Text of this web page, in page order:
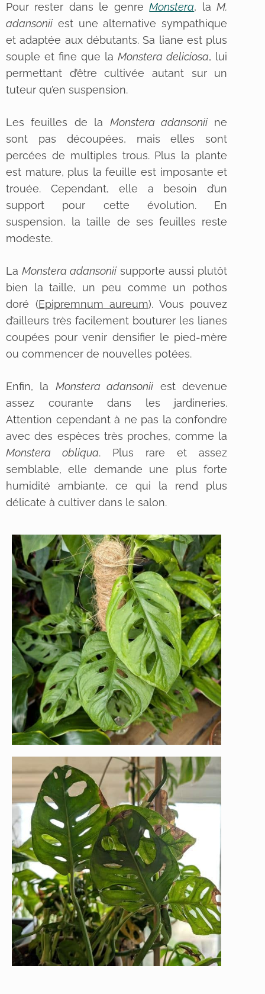
Pour rester dans le genreMonstera, laM.
adansonii est une alternative sympathique
et adaptée aux débutants. Sa liane est plus
souple et fine que laMonstera deliciosa, lui
permettant d’être cultivée autant sur un
tuteur qu’en suspension.
Les feuilles de la Monstera adansoniine
sont pas découpées, mais elles sont
percées de multiples trous. Plus la plante
est mature, plus la feuille est imposante et
trouée. Cependant, elle a besoin d’un
support pour cette évolution. En
suspension, la taille de ses feuilles reste
modeste.
LaMonstera adansonii supporte aussi plutôt
bien la taille, un peu comme un pothos
doré (Epipremnum aureum). Vous pouvez
d’ailleurs très facilement bouturer les lianes
coupées pour venir densifier le pied-mère
ou commencer de nouvelles potées.
Enfin, la Monstera adansonii est devenue
assez courante dans les jardineries.
Attention cependant à ne pas la confondre
avec des espèces très proches, comme la
Monstera obliqua. Plus rare et assez
semblable, elle demande une plus forte
humidité ambiante, ce qui la rend plus
délicate à cultiver dans le salon.